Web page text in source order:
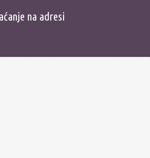
na adresi